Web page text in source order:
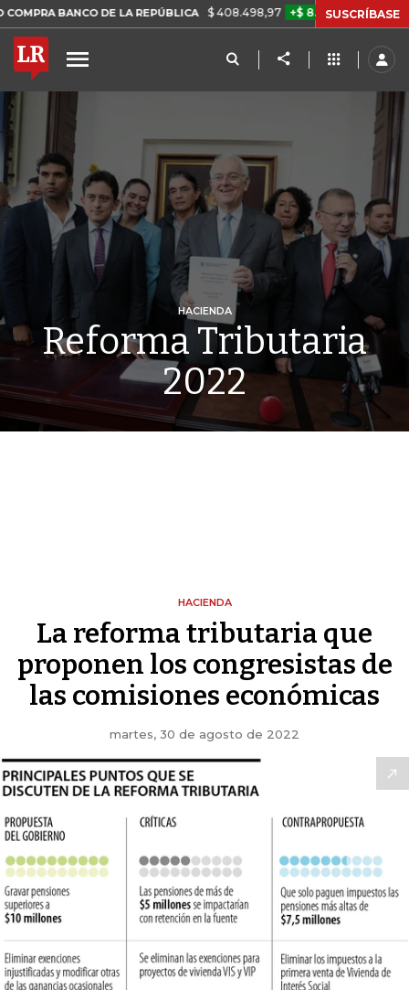
DE LA REPÚBLICA $ 408.498,97 +$ 8.753,81 +2,19% TASA DE
SUSCRÍBASE
HACIENDA
Reforma Tributaria
2022
HACIENDA
La reforma tributaria que
proponen los congresistas de
las comisiones económicas
martes, 30 de agosto de 2022